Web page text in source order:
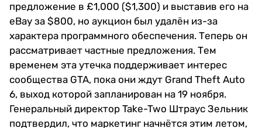
предложение в £1,000 ($1,300) и выставив его на
eBay за $800, но аукцион был удалён из-за
характера программного обеспечения. Теперь он
рассматривает частные предложения. Тем
временем эта утечка поддерживает интерес
сообщества GTA, пока они ждут Grand Theft Auto
6, выход которой запланирован на 19 ноября.
Генеральный директор Take-Two Штраус Зельник
подтвердил, что маркетинг начнётся этим летом,